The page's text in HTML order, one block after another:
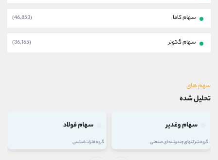
سهام کاما (46,853)
سهام گکوثر (36,165)
سهم های
تحلیل شده
سهام وغدیر
گروه شرکتهای چند رشته ای صنعتی
سهام فولاد
گروه فلزات اساسی